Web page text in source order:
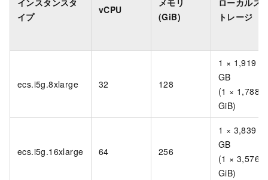
インスタンスタ
イプ
vCPU
メモリ
(GiB)
ローカルス
トレージ
ecs.i5g.8xlarge 32 128
1 × 1,919
GB
(1 × 1,788
GiB)
ecs.i5g.16xlarge 64 256
1 × 3,839
GB
(1 × 3,576
GiB)